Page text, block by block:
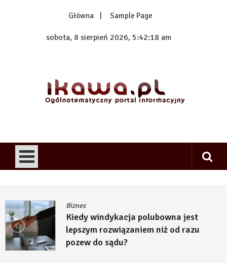
Główna Sample Page
sobota, 8 sierpień 2026, 5:42:18 am
Biznes
Kiedy windykacja polubowna jest
lepszym rozwiązaniem niż od razu
pozew do sądu?